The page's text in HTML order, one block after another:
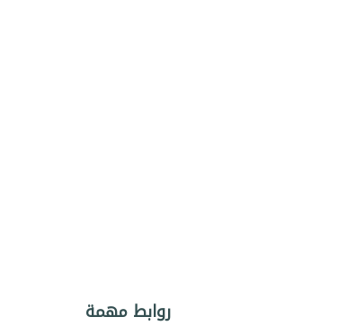
روابط مهمة